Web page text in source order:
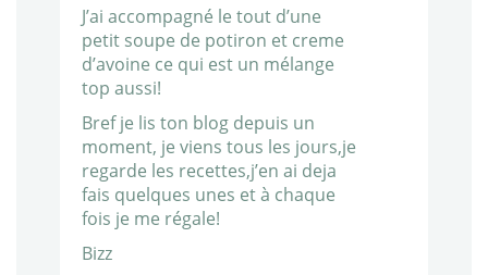
J’ai accompagné le tout d’une
petit soupe de potiron et creme
d’avoine ce qui est un mélange
top aussi!
Bref je lis ton blog depuis un
moment, je viens tous les jours,je
regarde les recettes,j’en ai deja
fais quelques unes et à chaque
fois je me régale!
Bizz